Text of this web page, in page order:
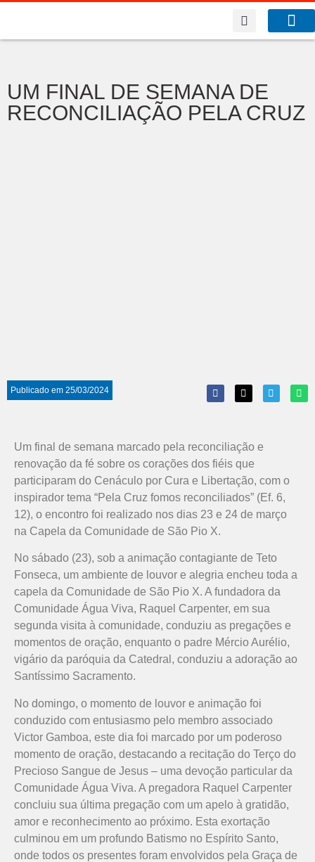
UM FINAL DE SEMANA DE
RECONCILIAÇÃO PELA CRUZ
Publicado em 25/03/2024
Um final de semana marcado pela reconciliação e
renovação da fé sobre os corações dos fiéis que
participaram do Cenáculo por Cura e Libertação, com o
inspirador tema “Pela Cruz fomos reconciliados” (Ef. 6,
12), o encontro foi realizado nos dias 23 e 24 de março
na Capela da Comunidade de São Pio X.
No sábado (23), sob a animação contagiante de Teto
Fonseca, um ambiente de louvor e alegria encheu toda a
capela da Comunidade de São Pio X. A fundadora da
Comunidade Água Viva, Raquel Carpenter, em sua
segunda visita à comunidade, conduziu as pregações e
momentos de oração, enquanto o padre Mércio Aurélio,
vigário da paróquia da Catedral, conduziu a adoração ao
Santíssimo Sacramento.
No domingo, o momento de louvor e animação foi
conduzido com entusiasmo pelo membro associado
Victor Gamboa, este dia foi marcado por um poderoso
momento de oração, destacando a recitação do Terço do
Precioso Sangue de Jesus – uma devoção particular da
Comunidade Água Viva. A pregadora Raquel Carpenter
concluiu sua última pregação com um apelo à gratidão,
amor e reconhecimento ao próximo. Esta exortação
culminou em um profundo Batismo no Espírito Santo,
onde todos os presentes foram envolvidos pela Graça de